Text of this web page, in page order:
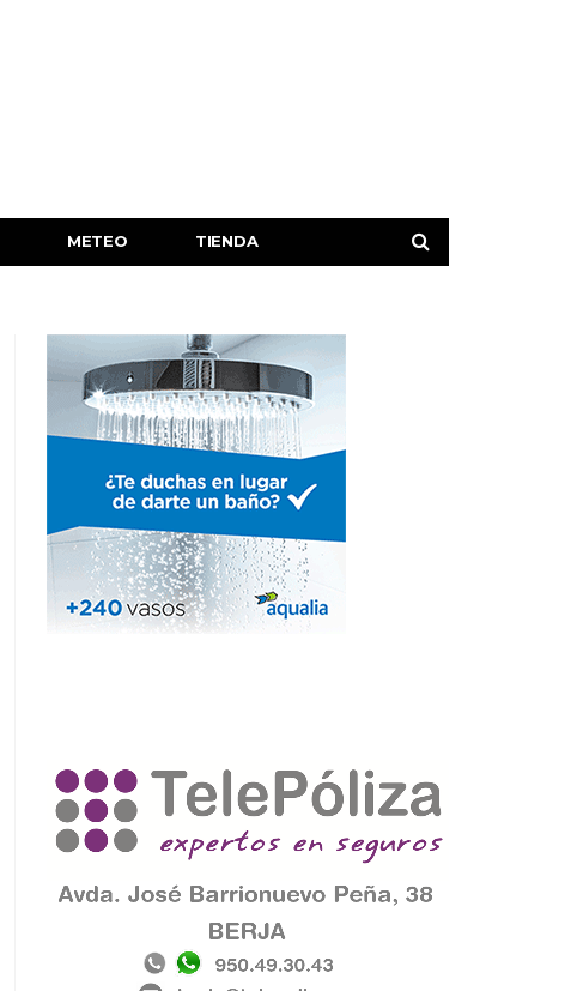
METEO TIENDA